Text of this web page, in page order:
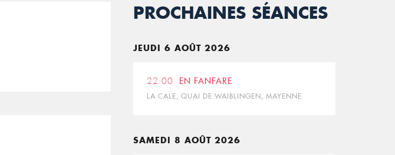
PROCHAINES SÉANCES
JEUDI 6 AOÛT 2026
22:00 EN FANFARE
LA CALE, QUAI DE WAIBLINGEN, MAYENNE
SAMEDI 8 AOÛT 2026